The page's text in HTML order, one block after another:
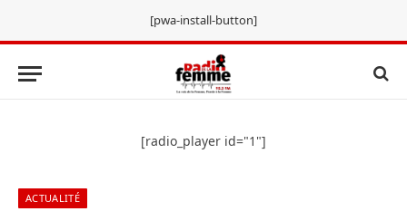
[pwa-install-button]
[radio_player id="1"]
ACTUALITÉ